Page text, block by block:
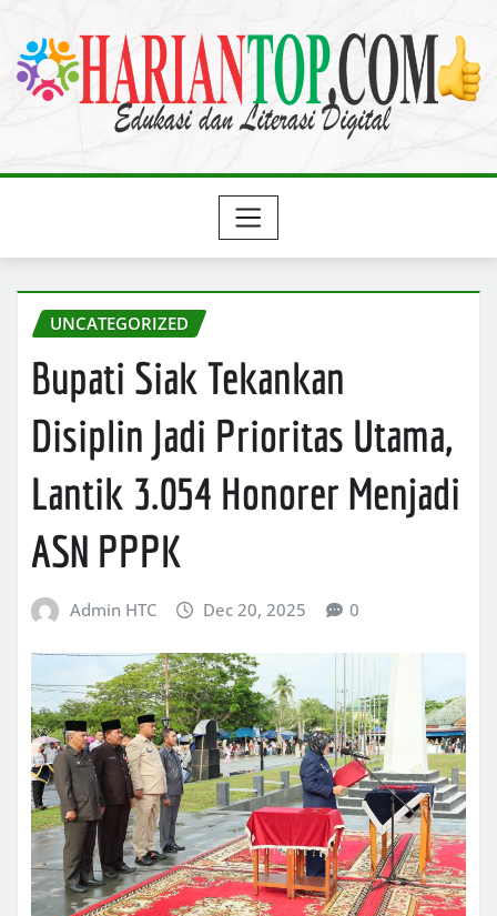
content
UNCATEGORIZED
Bupati Siak Tekankan
Disiplin Jadi Prioritas Utama,
Lantik 3.054 Honorer Menjadi
ASN PPPK
Admin HTC Dec 20, 2025 0